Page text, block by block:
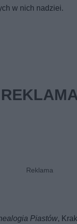
w nich nadziei.
Piastów,